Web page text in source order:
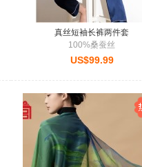
真丝短袖长裤两件套
100%桑蚕丝
US$99.99